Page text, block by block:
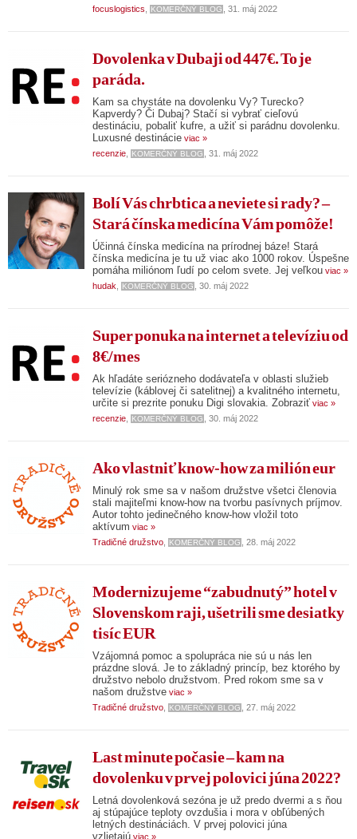
focuslogistics
KOMERČNÝ BLOG , 31. máj 2022
Dovolenka v Dubaji od 447€. To je
paráda.
Kam sa chystáte na dovolenku Vy? Turecko?
Kapverdy? Či Dubaj? Stačí si vybrať cieľovú
destináciu, pobaliť kufre, a užiť si parádnu dovolenku.
Luxusné destinácie viac »
recenzie
KOMERČNÝ BLOG , 31. máj 2022
Bolí Vás chrbtica a neviete si rady? –
Stará čínska medicína Vám pomôže!
Účinná čínska medicína na prírodnej báze! Stará
čínska medicína je tu už viac ako 1000 rokov. Úspešne
pomáha miliónom ľudí po celom svete. Jej veľkou viac »
hudak
KOMERČNÝ BLOG , 30. máj 2022
Super ponuka na internet a televíziu od
8€/mes
Ak hľadáte seriózneho dodávateľa v oblasti služieb
televízie (káblovej či satelitnej) a kvalitného internetu,
určite si prezrite ponuku Digi slovakia. Zobraziť viac »
recenzie
KOMERČNÝ BLOG , 30. máj 2022
Ako vlastniť know-how za milión eur
Minulý rok sme sa v našom družstve všetci členovia
stali majiteľmi know-how na tvorbu pasívnych príjmov.
Autor tohto jedinečného know-how vložil toto
aktívum viac »
Tradičné družstvo
KOMERČNÝ BLOG , 28. máj 2022
Modernizujeme “zabudnutý” hotel v
Slovenskom raji, ušetrili sme desiatky
tisíc EUR
Vzájomná pomoc a spolupráca nie sú u nás len
prázdne slová. Je to základný princíp, bez ktorého by
družstvo nebolo družstvom. Pred rokom sme sa v
našom družstve viac »
Tradičné družstvo
KOMERČNÝ BLOG , 27. máj 2022
Last minute počasie – kam na
dovolenku v prvej polovici júna 2022?
Letná dovolenková sezóna je už predo dvermi a s ňou
aj stúpajúce teploty ovzdušia i mora v obľúbených
letných destináciách. V prvej polovici júna
vzlietajú viac »